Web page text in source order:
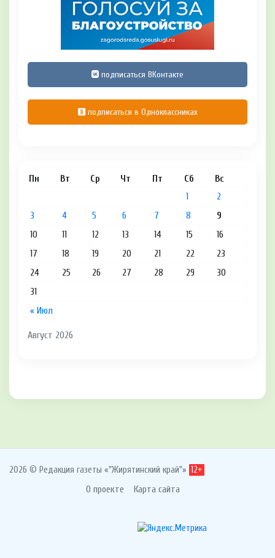
подписаться ВКонтакте
подписаться в Одноклассниках
Август 2026
Пн Вт Ср Чт Пт Сб Вс
« Июл
1
2
3
4 5 6 7 8
9
10
11 12 13 14 15
16
17
18 19 20 21 22
23
24
25 26 27 28 29
30
31
2026 © Редакция газеты «"Жирятинский край"» 12+
О проекте Карта сайта